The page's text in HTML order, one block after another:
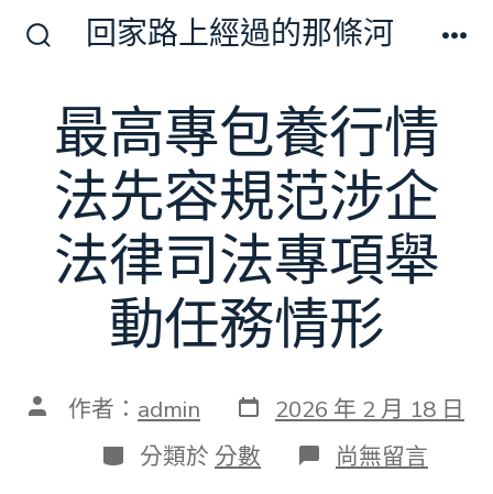
換
開
關
回家路上經過的那條河
最高專包養行情
法先容規范涉企
法律司法專項舉
動任務情形
文 作者： admin 發
表
日
期
2026 年 2 月 18 日
分
類
分類於 分數 在
〈最
尚無留言